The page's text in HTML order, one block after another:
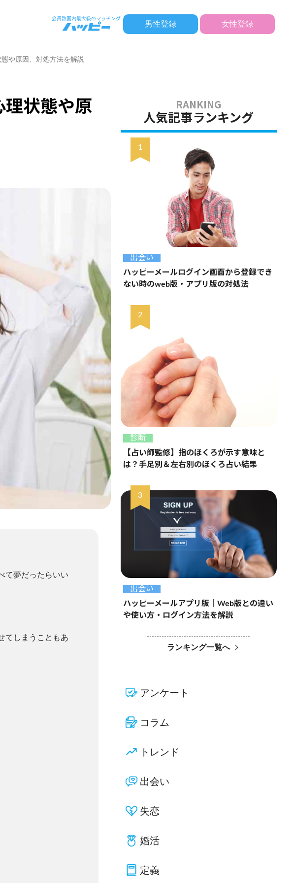
男性登録 女性登録
や原因、対処方法を解説
理状態や原
て夢だったらいい
てしまうこともあ
人気記事ランキング
出会い
ハッピーメールログイン画面から登録でき
ない時のweb版・アプリ版の対処法
診断
【占い師監修】指のほくろが示す意味と
は？手足別＆左右別のほくろ占い結果
出会い
ハッピーメールアプリ版｜Web版との違い
や使い方・ログイン方法を解説
ランキング一覧へ
アンケート
コラム
トレンド
出会い
失恋
婚活
定義